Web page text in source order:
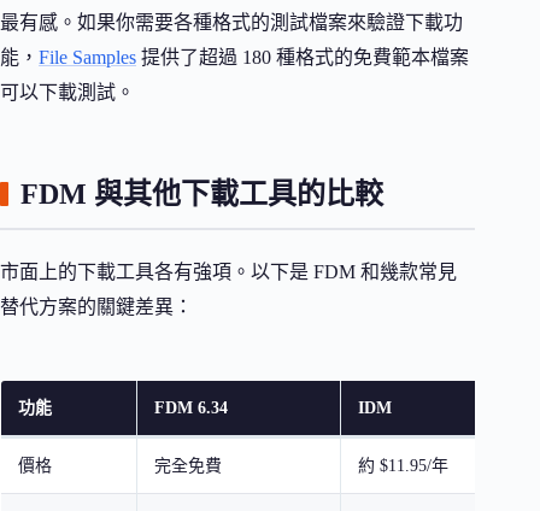
最有感。如果你需要各種格式的測試檔案來驗證下載功
能， File Samples 提供了超過 180 種格式的免費範本檔案
可以下載測試。
FDM 與其他下載工具的比較
市面上的下載工具各有強項。以下是 FDM 和幾款常見
替代方案的關鍵差異：
功能 FDM 6.34 IDM
價格 完全免費 約 $11.95/年